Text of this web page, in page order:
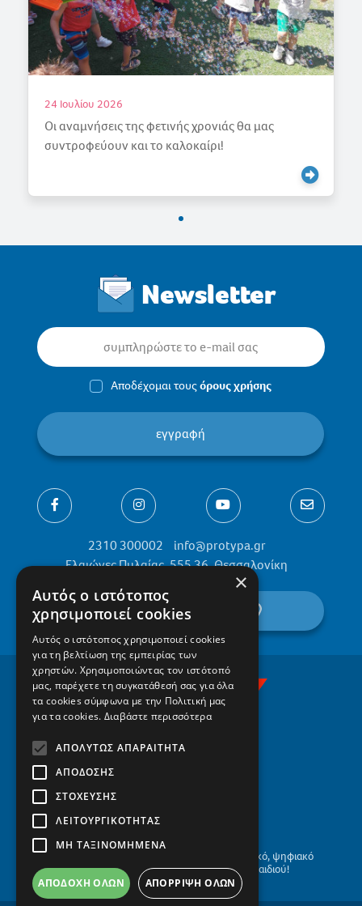
18 Ιουλίου 2026
Γιορτάζουμε την Άνοιξη
Newsletter
Αποδέχομαι τουςόρους χρήσης
εγγραφή
2310 300002
info@protypa.gr
Ελαιώνες Πυλαίας, 555 36, Θεσσαλονίκη
βρείτε μας στον χάρτη
Το οικογενειακό, αειφόρο, σύγχρονο, βιωματικό, ψηφιακό
σχολείο, με το βλέμμα στο μέλλον του παιδιού!
×
Αυτός ο ιστότοπος
χρησιμοποιεί cookies
Αυτός ο ιστότοπος χρησιμοποιεί cookies
για τη βελτίωση της εμπειρίας των
χρηστών. Χρησιμοποιώντας τον ιστότοπό
μας, παρέχετε τη συγκατάθεσή σας για όλα
τα cookies σύμφωνα με την Πολιτική μας
για τα cookies. Διαβάστε περισσότερα
ΑΠΟΛΎΤΩΣ ΑΠΑΡΑΊΤΗΤΑ
ΑΠΌΔΟΣΗΣ
ΣΤΌΧΕΥΣΗΣ
ΛΕΙΤΟΥΡΓΙΚΌΤΗΤΑΣ
ΜΗ ΤΑΞΙΝΟΜΗΜΈΝΑ
ΑΠΟΔΟΧΉ ΌΛΩΝ ΑΠΌΡΡΙΨΗ ΌΛΩΝ